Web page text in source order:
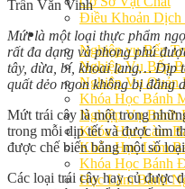
Điều Khoản Dịch
Học Làm Bánh
Nghiệp vụ Bếp
Nghiệp Vụ Bếp
Nghiệp Vụ Quản
Khóa Học Bánh
Nghiệp Vụ Bánh
Khóa Học Làm
Khóa Học Làm
Khóa Học Bánh
Học Làm Bánh
Trần Văn Vinh
Mứt là một loại thực phẩm
rất đa dạng và phong phú
tây, dừa, bí, khoai lang… Dịp
quất dẻo ngon không bị đắng
Mứt trái cây là một trong
trong mỗi dịp tết và được tìm
được chế biến bằng một số
Các loại trái cây hay củ được